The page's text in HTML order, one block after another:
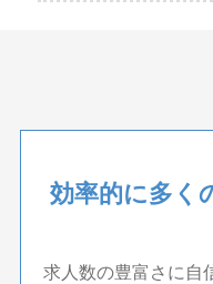
効率的に多く
求人数の豊富さに自